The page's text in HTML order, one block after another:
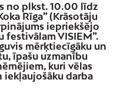
no plkst. 10.00 līdz
Rīga” (Krāsotāju
iepriekšējo
festivālam VISIEM”.
mērķtiecīgāku un
īpašu uzmanību
kuri vēlas
darba